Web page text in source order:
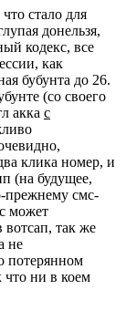
стало для
донельзя,
кодекс, все
как
бубунта до 26.
(со своего
акка с
клика номер, и
(на будущее,
прежнему смс-
может
так же
не
потерянном
что ни в коем